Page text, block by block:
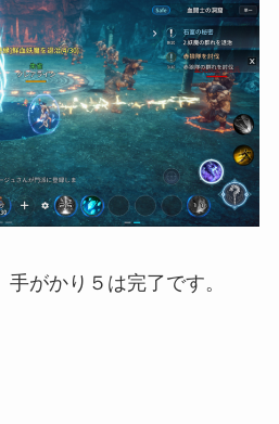
がかり５は完了です。